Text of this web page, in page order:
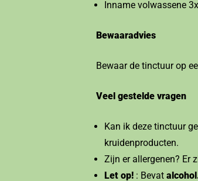
Inname volwassene
Bewaaradvies
Bewaar de tinctuur op
Veel gestelde vragen
Kan ik deze tinctuur
kruidenproducten.
Zijn er allergenen? Er
Let op! : Bevat